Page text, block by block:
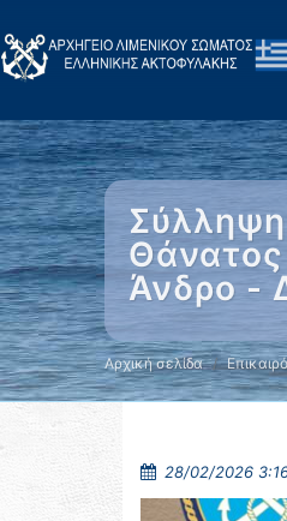
Άνδρο -
Αρχική σελίδα
28/02/2026